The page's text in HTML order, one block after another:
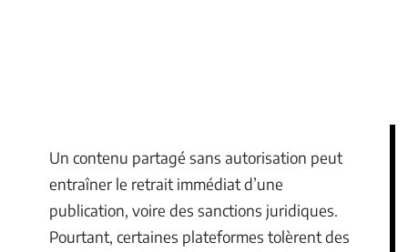
Un contenu partagé sans autorisation peut
entraîner le retrait immédiat d’une
publication, voire des sanctions juridiques.
Pourtant, certaines plateformes tolèrent des